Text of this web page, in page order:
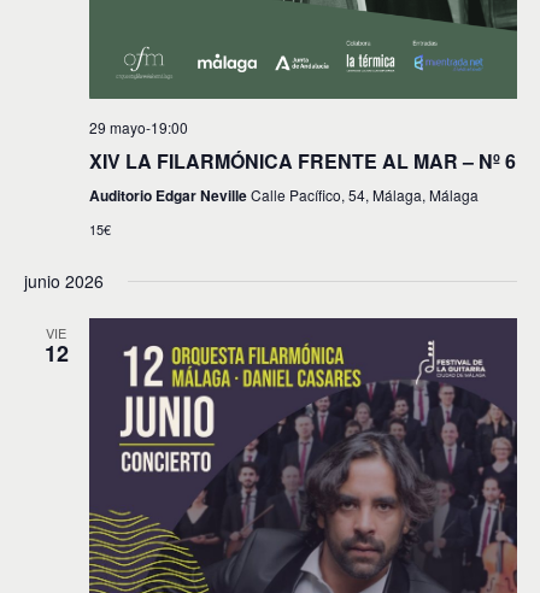
d
a
y
i
s
a
s
d
e
E
v
e
n
n
29 mayo-19:00
XIV LA FILARMÓNICA FRENTE AL MAR – Nº 6
Auditorio Edgar NevilleCalle Pacífico, 54, Málaga, Málaga
15€
junio 2026
VIE
12